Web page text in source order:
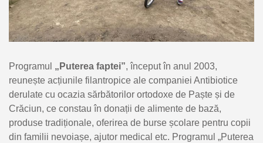
Programul „Puterea faptei”, început în anul 2003,
reunește acțiunile filantropice ale companiei Antibiotice
derulate cu ocazia sărbătorilor ortodoxe de Paște și de
Crăciun, ce constau în donații de alimente de bază,
produse tradiționale, oferirea de burse școlare pentru copii
din familii nevoiașe, ajutor medical etc. Programul „Puterea